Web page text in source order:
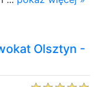
Olsztyn -